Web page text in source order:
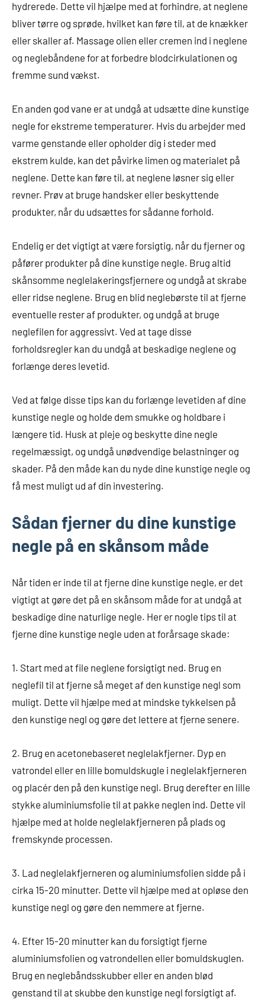
hydrerede. Dette vil hjælpe med at forhindre, at neglene
bliver tørre og sprøde, hvilket kan føre til, at de knækker
eller skaller af. Massage olien eller cremen ind i neglene
og neglebåndene for at forbedre blodcirkulationen og
fremme sund vækst.
En anden god vane er at undgå at udsætte dine kunstige
negle for ekstreme temperaturer. Hvis du arbejder med
varme genstande eller opholder dig i steder med
ekstrem kulde, kan det påvirke limen og materialet på
neglene. Dette kan føre til, at neglene løsner sig eller
revner. Prøv at bruge handsker eller beskyttende
produkter, når du udsættes for sådanne forhold.
Endelig er det vigtigt at være forsigtig, når du fjerner og
påfører produkter på dine kunstige negle. Brug altid
skånsomme neglelakeringsfjernere og undgå at skrabe
eller ridse neglene. Brug en blid neglebørste til at fjerne
eventuelle rester af produkter, og undgå at bruge
neglefilen for aggressivt. Ved at tage disse
forholdsregler kan du undgå at beskadige neglene og
forlænge deres levetid.
Ved at følge disse tips kan du forlænge levetiden af dine
kunstige negle og holde dem smukke og holdbare i
længere tid. Husk at pleje og beskytte dine negle
regelmæssigt, og undgå unødvendige belastninger og
skader. På den måde kan du nyde dine kunstige negle og
få mest muligt ud af din investering.
Sådan fjerner du dine kunstige
negle på en skånsom måde
Når tiden er inde til at fjerne dine kunstige negle, er det
vigtigt at gøre det på en skånsom måde for at undgå at
beskadige dine naturlige negle. Her er nogle tips til at
fjerne dine kunstige negle uden at forårsage skade:
1. Start med at file neglene forsigtigt ned. Brug en
neglefil til at fjerne så meget af den kunstige negl som
muligt. Dette vil hjælpe med at mindske tykkelsen på
den kunstige negl og gøre det lettere at fjerne senere.
2. Brug en acetonebaseret neglelakfjerner. Dyp en
vatrondel eller en lille bomuldskugle i neglelakfjerneren
og placér den på den kunstige negl. Brug derefter en lille
stykke aluminiumsfolie til at pakke neglen ind. Dette vil
hjælpe med at holde neglelakfjerneren på plads og
fremskynde processen.
3. Lad neglelakfjerneren og aluminiumsfolien sidde på i
cirka 15-20 minutter. Dette vil hjælpe med at opløse den
kunstige negl og gøre den nemmere at fjerne.
4. Efter 15-20 minutter kan du forsigtigt fjerne
aluminiumsfolien og vatrondellen eller bomuldskuglen.
Brug en neglebåndsskubber eller en anden blød
genstand til at skubbe den kunstige negl forsigtigt af.